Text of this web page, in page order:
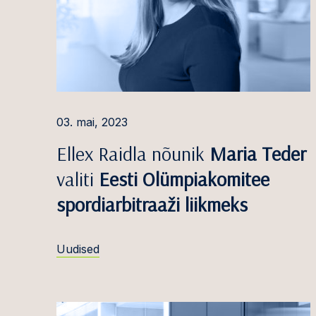
Marika Kütt
Gerda Liik
Merlin Liis-Toomela
Mari Mikson
Mari Must
ja
Äri- ja
riigiabi
03. mai, 2023
Ellex Raidla nõunik Maria Teder
valiti Eesti Olümpiakomitee
spordiarbitraaži liikmeks
Uudised